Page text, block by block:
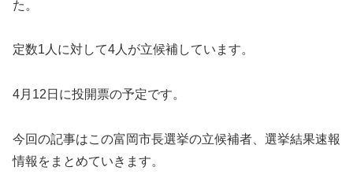
た。
定数1人に対して4人が立候補しています。
4月12日に投開票の予定です。
今回の記事はこの富岡市長選挙の立候補者、選挙結果速報
情報をまとめていきます。